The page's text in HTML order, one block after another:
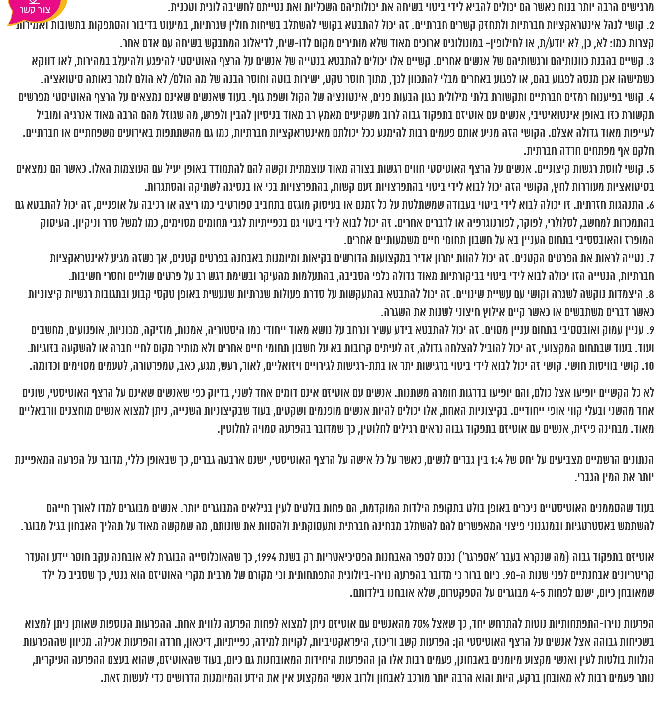
מרגישים הרבה יותר בנוח כאשר הם יכולים להביא לידי ביטוי בשיחה את יכולותיהם השכליות ואת נטייתם לחשיבה לוגית וטכנית.
קושי לנהל אינטראקציות חברתיות ולתחזק קשרים חברתיים. זה יכול להתבטא בקושי להשתלב בשיחות חולין שגרתיות, במיעוט בדיבור והסתפקות בתשובות ואמירות
קצרות כמו: לא, כן, לא יודע/ת, או לחילופין- במונולוגים ארוכים מאוד שלא מותירים מקום לדו-שיח, לדיאלוג המתבקש בשיחה עם אדם אחר.
קשיים בהבנת כוונותיהם ורגשותיהם של אנשים אחרים. קשיים אלו יכולים להתבטא בנטייה של אנשים על הרצף האוטיסטי להיפגע ולהיעלב במהירות, לאו דווקא
כשמישהו אכן מנסה לפגוע בהם, או לפגוע באחרים מבלי להתכוון לכך, מתוך חוסר טקט, ישירות בוטה וחוסר הבנה של מה הולם/ לא הולם לומר באותה סיטואציה.
קושי בפיענוח רמזים חברתיים ותקשורת בלתי מילולית כגון הבעות פנים, אינטונציה של הקול ושפת גוף. בעוד שאנשים שאינם נמצאים על הרצף האוטיסטי מפרשים
תקשורת כזו באופן אינטואיטיבי, אנשים עם אוטיזם בתפקוד גבוה לרוב משקיעים מאמץ רב מאוד בניסיון להבין ולפרש, מה שגוזל מהם הרבה מאוד אנרגיה ומוביל
לעייפות מאוד גדולה אצלם. הקושי הזה מניע אותם פעמים רבות להימנע ככל יכולתם מאינטראקציות חברתיות, כמו גם מהשתתפות באירועים משפחתיים או חברתיים.
חלקם אף מפתחים חרדה חברתית.
קושי לווסת רגשות קיצוניים. אנשים על הרצף האוטיסטי חווים רגשות בצורה מאוד עוצמתית וקשה להם להתמודד באופן יעיל עם העוצמות האלו. כאשר הם נמצאים
בסיטואציות מעוררות לחץ, הקושי הזה יכול לבוא לידי ביטוי בהתפרצויות זעם קשות, בהתפרצויות בכי או בנסיגה לשתיקה והסתגרות.
התנהגות חזרתית. זו יכולה לבוא לידי ביטוי בעבודה שמשתלטת על כל זמנם או בעיסוק מוגזם בתחביב ספורטיבי כמו ריצה או רכיבה על אופניים, זה יכול להתבטא גם
בהתמכרות למחשב, לסלולרי, לפוקר, לפורנוגרפיה או לדברים אחרים. זה יכול לבוא לידי ביטוי גם בכפייתיות לגבי תחומים מסוימים, כמו למשל סדר וניקיון. העיסוק
המופרז והאובססיבי בתחום העניין בא על חשבון תחומי חיים משמעותיים אחרים.
נטייה לראות את הפרטים הקטנים. זה יכול להוות יתרון אדיר במקצועות הדורשים בקיאות ומיומנות באבחנה בפרטים קטנים, אך כשזה מגיע לאינטראקציות
חברתיות, הנטייה הזו יכולה לבוא לידי ביטוי בביקורתיות מאוד גדולה כלפי הסביבה, בהתעלמות מהעיקר ובשימת דגש רב על פרטים שוליים וחסרי חשיבות.
היצמדות נוקשה לשגרה וקושי עם עשיית שינויים. זה יכול להתבטא בהתעקשות על סדרת פעולות שגרתיות שנעשית באופן טקסי קבוע ובתגובות רגשיות קיצוניות
כאשר דברים משתבשים או כאשר קיים אילוץ חיצוני לשנות את השגרה.
עניין עמוק ואובססיבי בתחום עניין מסוים. זה יכול להתבטא בידע עשיר ונרחב על נושא מאוד ייחודי כמו היסטוריה, אמנות, מוזיקה, מכוניות, אופנועים, מחשבים
ועוד. בעוד שבתחום המקצועי, זה יכול להוביל להצלחה גדולה, זה לעיתים קרובות בא על חשבון תחומי חיים אחרים ולא מותיר מקום לחיי חברה או להשקעה בזוגיות.
קושי בוויסות חושי. קושי זה יכול לבוא לידי ביטוי ברגישות יתר או בתת-רגישות לגירויים ויזואליים, לאור, רעש, מגע, כאב, טמפרטורה, לטעמים מסוימים וכדומה.
לא כל הקשיים יופיעו אצל כולם, והם יופיעו בדרגות חומרה משתנות. אנשים עם אוטיזם אינם דומים אחד לשני, בדיוק כפי שאנשים שאינם על הרצף האוטיסטי, שונים
אחד מהשני ובעלי קווי אופי ייחודיים. בקיצוניות האחת, אלו יכולים להיות אנשים מופנמים ושקטים, בעוד שבקיצוניות השנייה, ניתן למצוא אנשים מוחצנים וורבאליים
מאוד. מבחינה פיזית, אנשים עם אוטיזם בתפקוד גבוה נראים רגילים לחלוטין, כך שמדובר בהפרעה סמויה לחלוטין.
הנתונים הרשמיים מצביעים על יחס של 1:4 בין גברים לנשים, כאשר על כל אישה על הרצף האוטיסטי, ישנם ארבעה גברים, כך שבאופן כללי, מדובר על הפרעה המאפיינת
יותר את המין הגברי.
בעוד שהסממנים האוטיסטיים ניכרים באופן בולט בתקופת הילדות המוקדמת, הם פחות בולטים לעין בגילאים המבוגרים יותר. אנשים מבוגרים למדו לאורך חייהם
להשתמש באסטרטגיות ובמנגנוני פיצוי המאפשרים להם להשתלב מבחינה חברתית ותעסוקתית ולהסוות את שונותם, מה שמקשה מאוד על תהליך האבחון בגיל מבוגר.
אוטיזם בתפקוד גבוה (מה שנקרא בעבר ‘אספרגר’) נכנס לספר האבחנות הפסיכיאטריות רק בשנת 1994, כך שהאוכלוסייה הבוגרת לא אובחנה עקב חוסר יידע והעדר
קריטריונים אבחנתיים לפני שנות ה-90. כיום ברור כי מדובר בהפרעה נוירו-ביולוגית התפתחותית וכי מקורם של מרבית מקרי האוטיזם הוא גנטי, כך שסביב כל ילד
שמאובחן כיום, ישנם לפחות 4-5 מבוגרים על הספקטרום, שלא אובחנו בילדותם.
הפרעות נוירו-התפתחותיות נוטות להתרחש יחד, כך שאצל 70% מהאנשים עם אוטיזם ניתן למצוא לפחות הפרעה נלווית אחת. ההפרעות הנוספות שאותן ניתן למצוא
בשכיחות גבוהה אצל אנשים על הרצף האוטיסטי הן: הפרעות קשב וריכוז, היפראקטיביות, לקויות למידה, כפייתיות, דיכאון, חרדה והפרעות אכילה. מכיוון שההפרעות
הנלוות בולטות לעין ואנשי מקצוע מיומנים באבחונן, פעמים רבות אלו הן ההפרעות היחידות המאובחנות גם כיום, בעוד שהאוטיזם, שהוא בעצם ההפרעה העיקרית,
נותר פעמים רבות לא מאובחן ברקע, היות והוא הרבה יותר מורכב לאבחון ולרוב אנשי המקצוע אין את הידע והמיומנות הדרושים כדי לעשות זאת.